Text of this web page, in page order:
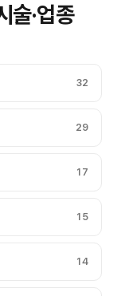
술·업종
32
29
17
15
14